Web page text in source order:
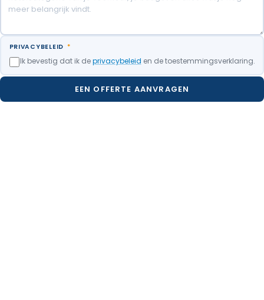
PRIVACYBELEID *
Ik bevestig dat ik deprivacybeleid en de toestemmingsverklaring.
EEN OFFERTE AANVRAGEN